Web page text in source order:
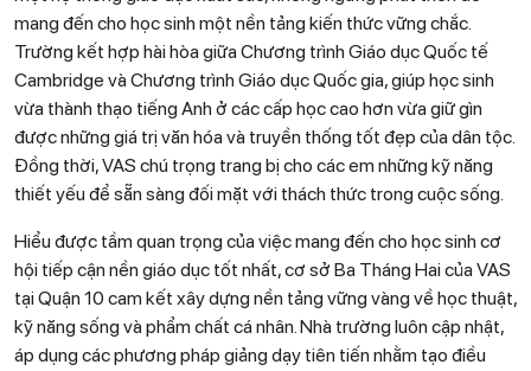
mang đến cho học sinh một nền tảng kiến thức vững chắc.
Trường kết hợp hài hòa giữa Chương trình Giáo dục Quốc tế
Cambridge và Chương trình Giáo dục Quốc gia, giúp học sinh
vừa thành thạo tiếng Anh ở các cấp học cao hơn vừa giữ gìn
được những giá trị văn hóa và truyền thống tốt đẹp của dân tộc.
Đồng thời, VAS chú trọng trang bị cho các em những kỹ năng
thiết yếu để sẵn sàng đối mặt với thách thức trong cuộc sống.
Hiểu được tầm quan trọng của việc mang đến cho học sinh cơ
hội tiếp cận nền giáo dục tốt nhất, cơ sở Ba Tháng Hai của VAS
tại Quận 10 cam kết xây dựng nền tảng vững vàng về học thuật,
kỹ năng sống và phẩm chất cá nhân. Nhà trường luôn cập nhật,
áp dụng các phương pháp giảng dạy tiên tiến nhằm tạo điều